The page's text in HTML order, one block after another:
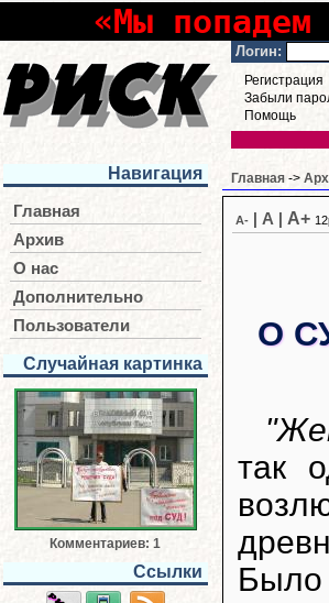
«Мы
Логин:
Регистрация
Забыли
Помощь
Навигация
Главная
Архив
О нас
Дополнительно
Пользователи
Случайная картинка
Комментариев: 1
Ссылки
Главная ->
A- A A+
О
так